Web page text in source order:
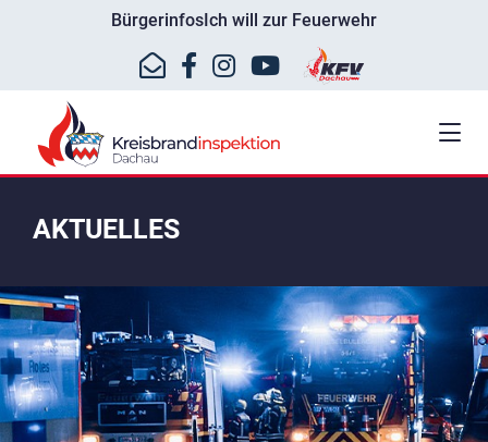
BürgerinfosIch will zur Feuerwehr
AKTUELLES